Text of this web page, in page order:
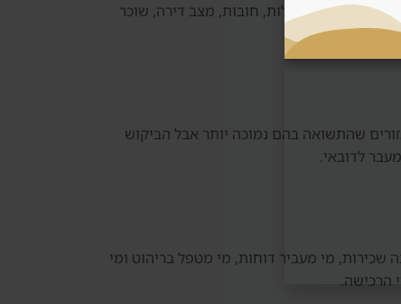
משני בודקים בעלות, חובות, מצב דירה, שוכר
שהתשואה בהם נמוכה יותר אבל הביקוש
לדובאי.
מי מעביר דוחות, מי מטפל בריהוט ומי
הרכישה.